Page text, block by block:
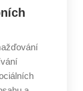
možné díky
potenciál